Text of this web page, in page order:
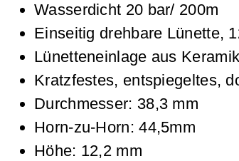
Wasserdicht 20 bar/ 200m
Einseitig drehbare Lünette,
Lünetteneinlage aus Keramik
Kratzfestes, entspiegeltes,
Durchmesser: 38,3 mm
Horn-zu-Horn: 44,5mm
Höhe: 12,2 mm